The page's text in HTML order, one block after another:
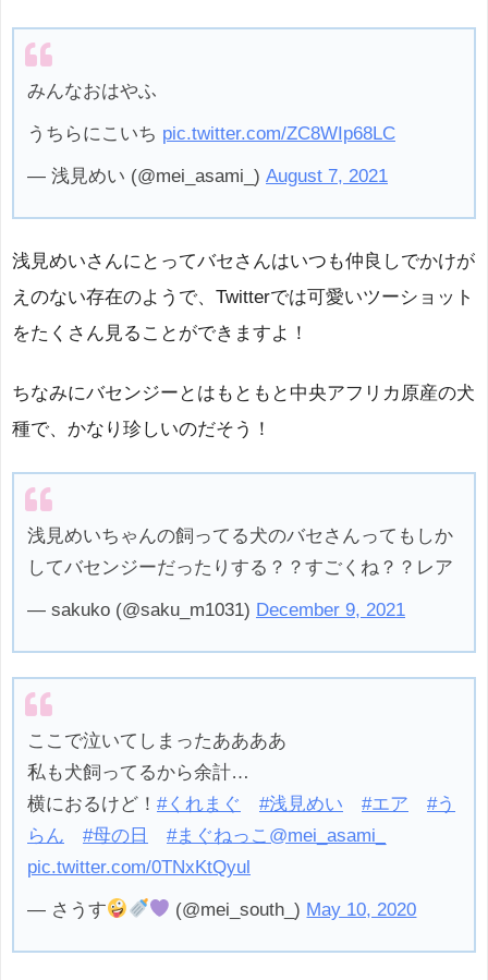
みんなおはやふ
うちらにこいち pic.twitter.com/ZC8WIp68LC
— 浅見めい (@mei_asami_) August 7, 2021
浅見めいさんにとってバセさんはいつも仲良しでかけが
えのない存在のようで、Twitterでは可愛いツーショット
をたくさん見ることができますよ！
ちなみにバセンジーとはもともと中央アフリカ原産の犬
種で、かなり珍しいのだそう！
浅見めいちゃんの飼ってる犬のバセさんってもしか
してバセンジーだったりする？？すごくね？？レア
— sakuko (@saku_m1031) December 9, 2021
ここで泣いてしまったああああ
私も犬飼ってるから余計…
横におるけど！ #くれまぐ #浅見めい #エア
#う
らん
#母の日 #まぐねっこ @mei_asami_
pic.twitter.com/0TNxKtQyul
— さうす (@mei_south_) May 10, 2020